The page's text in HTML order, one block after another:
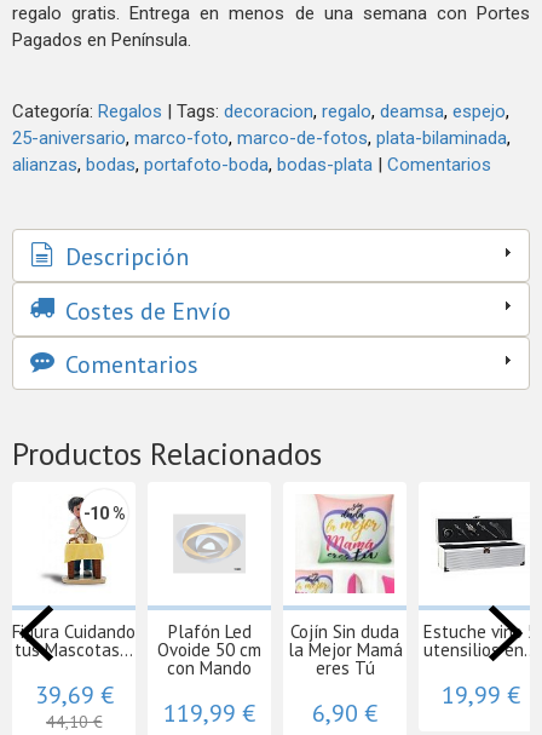
regalo gratis. Entrega en menos de una semana con Portes
Pagados en Península.
Categoría: Regalos | Tags: decoracion regalo deamsa espejo
25-aniversario marco-foto marco-de-fotos plata-bilaminada
alianzas bodas portafoto-boda bodas-plata | Comentarios
Descripción
Costes de Envío
Comentarios
Productos Relacionados
-10 %
Figura Cuidando
tus Mascotas...
39,69 €
44,10 €
Plafón Led
Ovoide 50 cm
con Mando
119,99 €
Cojín Sin duda
la Mejor Mamá
eres Tú
6,90 €
Estuche vino 5
utensilios en...
19,99 €